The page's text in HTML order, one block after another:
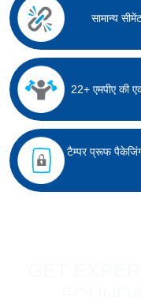
सामान्य
22+ एमपीए की
टैम्पर प्रूफ पैकेजिंग